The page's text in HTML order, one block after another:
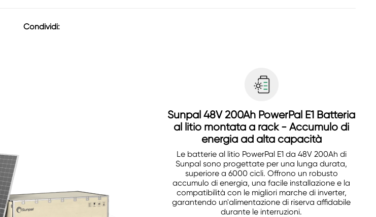
Condividi:
Sunpal 48V 200Ah PowerPal E1 Batteria
al litio montata a rack - Accumulo di
energia ad alta capacità
Le batterie al litio PowerPal E1 da 48V 200Ah di
Sunpal sono progettate per una lunga durata,
superiore a 6000 cicli. Offrono un robusto
accumulo di energia, una facile installazione e la
compatibilità con le migliori marche di inverter,
garantendo un'alimentazione di riserva affidabile
durante le interruzioni.